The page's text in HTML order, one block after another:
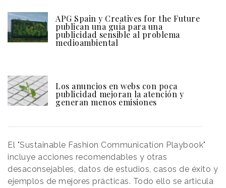
APG Spain y Creatives for the Future
publican una guía para una
publicidad sensible al problema
medioambiental
Los anuncios en webs con poca
publicidad mejoran la atención y
generan menos emisiones
El "Sustainable Fashion Communication Playbook"
incluye acciones recomendables y otras
desaconsejables, datos de estudios, casos de éxito y
ejemplos de mejores prácticas. Todo ello se articula